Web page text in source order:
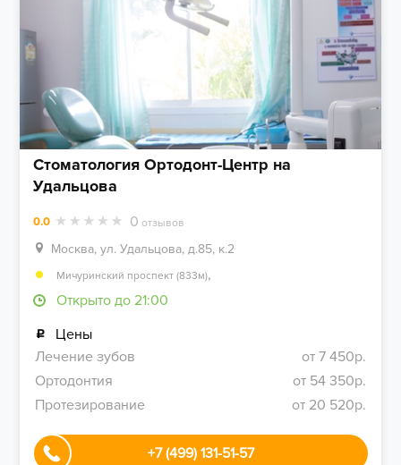
Стоматология Ортодонт-Центр на
Удальцова
0.0 0 отзывов
Москва, ул. Удальцова, д.85, к.2
Мичуринский проспект (833м),
Открыто до 21:00
Цены
Лечение зубов
от 7 450р.
Ортодонтия
от 54 350р.
Протезирование
от 20 520р.
+7 (499) 131-51-57